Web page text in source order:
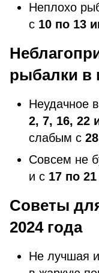
Неплохо
с 10 по 13
рыбалки в
Неудачное
2, 7, 16, 22
слабым с
Совсем не
и с 17 по
Советы
2024 года
Не лучшая